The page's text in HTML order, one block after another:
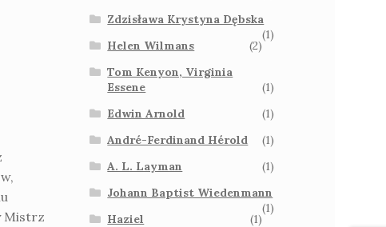
Mistrz
Zdzisława Krystyna Dębska
(1)
Helen Wilmans
(2)
Tom Kenyon, Virginia
Essene
(1)
Edwin Arnold
(1)
André-Ferdinand Hérold
(1)
A. L. Layman
(1)
Johann Baptist Wiedenmann
(1)
Haziel
(1)